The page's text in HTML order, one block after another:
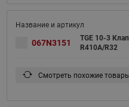
067N3151
TGE 10-3
R410A/R32
Смотреть похожие